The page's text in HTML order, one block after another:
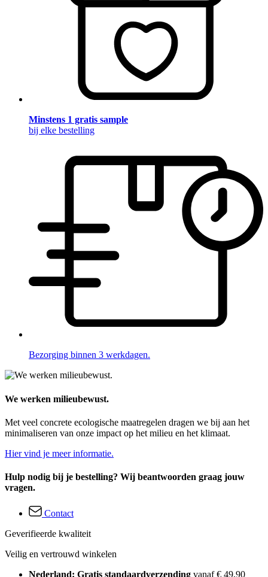
Minstens 1 gratis sample
bij elke bestelling
Bezorging binnen 3 werkdagen.
We werken milieubewust.
Met veel concrete ecologische maatregelen dragen we bij aan het
minimaliseren van onze impact op het milieu en het klimaat.
Hier vind je meer informatie.
Hulp nodig bij je bestelling? Wij beantwoorden graag jouw
vragen.
Contact
Geverifieerde kwaliteit
Veilig en vertrouwd winkelen
Nederland: Gratis standaardverzending vanaf € 49,90